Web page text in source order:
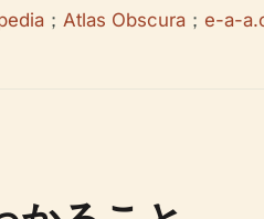
； Atlas Obscura ； e-a-